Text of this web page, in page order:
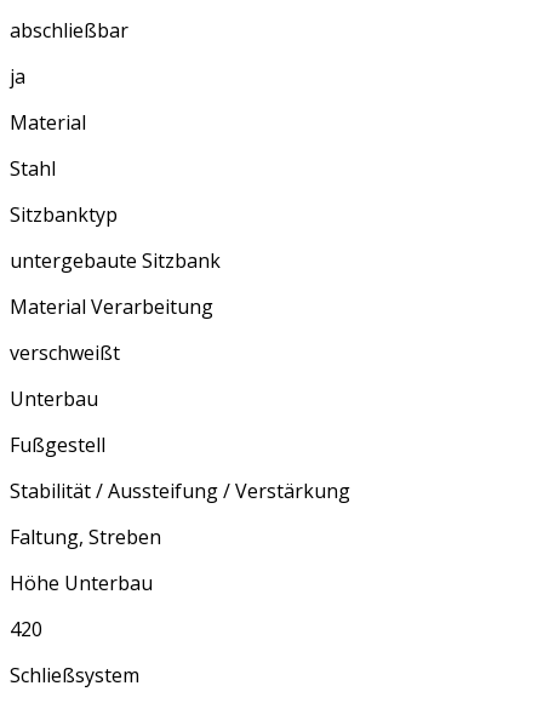
abschließbar
ja
Material
Stahl
Sitzbanktyp
untergebaute Sitzbank
Material Verarbeitung
verschweißt
Unterbau
Fußgestell
Stabilität / Aussteifung / Verstärkung
Faltung, Streben
Höhe Unterbau
420
Schließsystem